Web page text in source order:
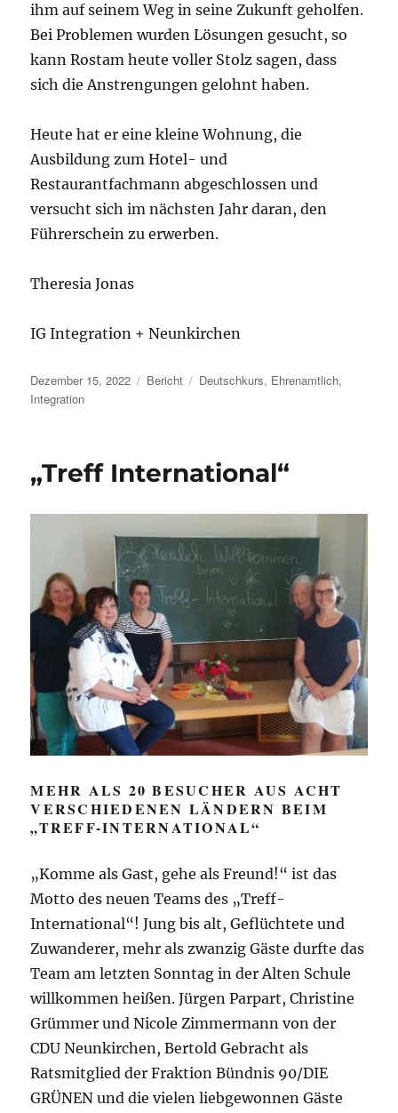
ihm auf seinem Weg in seine Zukunft geholfen.
Bei Problemen wurden Lösungen gesucht, so
kann Rostam heute voller Stolz sagen, dass
sich die Anstrengungen gelohnt haben.
Heute hat er eine kleine Wohnung, die
Ausbildung zum Hotel- und
Restaurantfachmann abgeschlossen und
versucht sich im nächsten Jahr daran, den
Führerschein zu erwerben.
Theresia Jonas
IG Integration + Neunkirchen
Veröffentlicht
am
Dezember 15, 2022 Kategorien
Bericht Schlagwörter
Deutschkurs, Ehrenamtlich,
Integration
„Treff International“
MEHR ALS 20 BESUCHER AUS ACHT
VERSCHIEDENEN LÄNDERN BEIM
„TREFF-INTERNATIONAL“
„Komme als Gast, gehe als Freund!“ ist das
Motto des neuen Teams des „Treff-
International“! Jung bis alt, Geflüchtete und
Zuwanderer, mehr als zwanzig Gäste durfte das
Team am letzten Sonntag in der Alten Schule
willkommen heißen. Jürgen Parpart, Christine
Grümmer und Nicole Zimmermann von der
CDU Neunkirchen, Bertold Gebracht als
Ratsmitglied der Fraktion Bündnis 90/DIE
GRÜNEN und die vielen liebgewonnen Gäste